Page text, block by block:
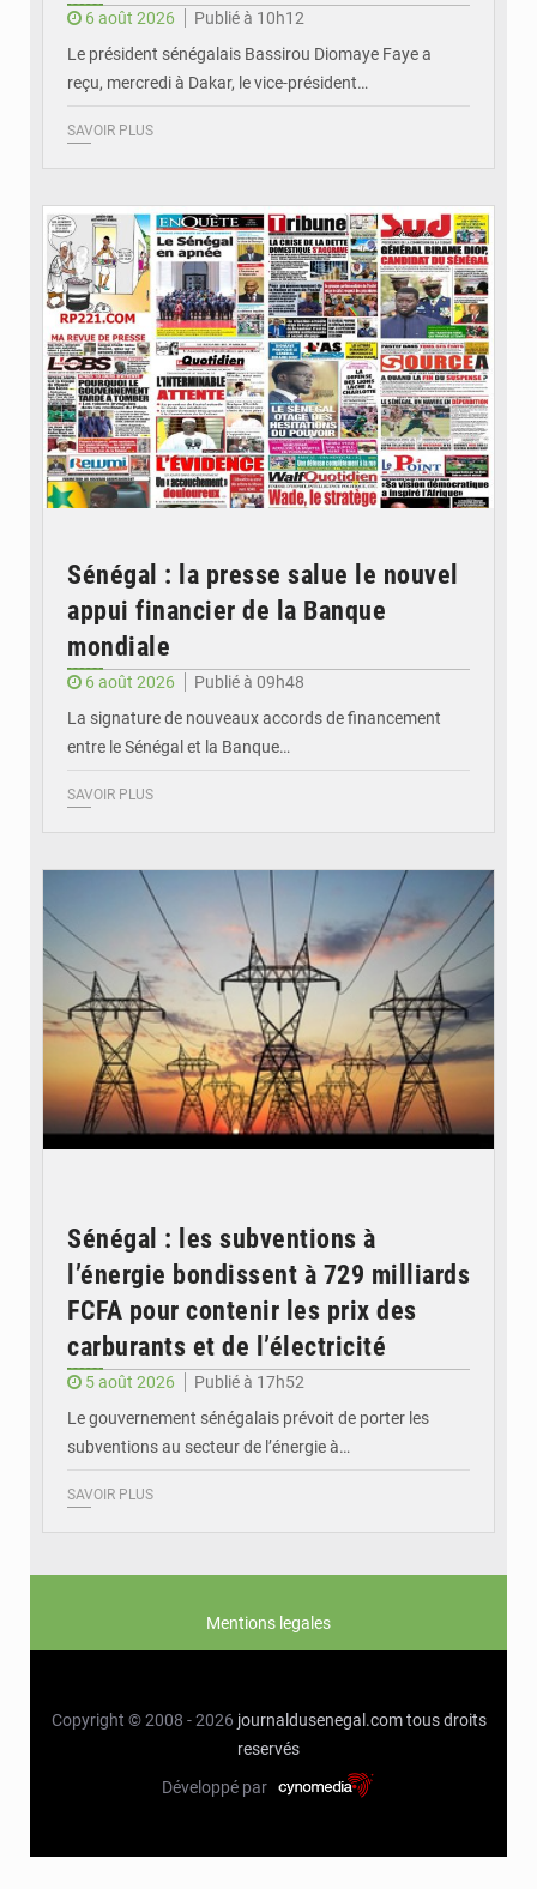
6 août 2026
Publié à 10h12
Le président sénégalais Bassirou Diomaye Faye a
reçu, mercredi à Dakar, le vice-président…
SAVOIR PLUS
Sénégal : la presse salue le nouvel
appui financier de la Banque
mondiale
6 août 2026
Publié à 09h48
La signature de nouveaux accords de financement
entre le Sénégal et la Banque…
SAVOIR PLUS
Sénégal : les subventions à
l’énergie bondissent à 729 milliards
FCFA pour contenir les prix des
carburants et de l’électricité
5 août 2026
Publié à 17h52
Le gouvernement sénégalais prévoit de porter les
subventions au secteur de l’énergie à…
SAVOIR PLUS
Mentions legales
Copyright © 2008 - 2026 journaldusenegal.com tous droits
reservés
Développé par